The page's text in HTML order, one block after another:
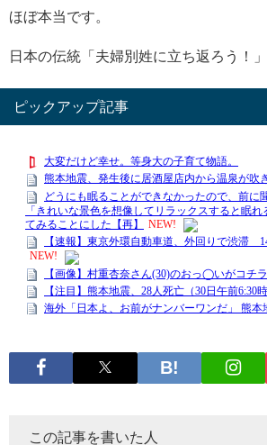
ほぼ本当です。
日本の伝統「夫婦別姓に立ち返ろう！」
ピックアップ記事
この記事を書いた人